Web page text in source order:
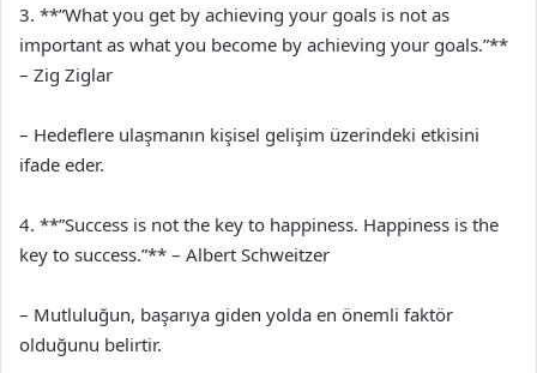
3. **”What you get by achieving your goals is not as
important as what you become by achieving your goals.”**
– Zig Ziglar
– Hedeflere ulaşmanın kişisel gelişim üzerindeki etkisini
ifade eder.
4. **”Success is not the key to happiness. Happiness is the
key to success.”** – Albert Schweitzer
– Mutluluğun, başarıya giden yolda en önemli faktör
olduğunu belirtir.